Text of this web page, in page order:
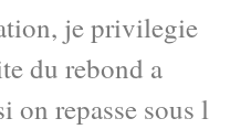
je privilegie
du rebond a
on repasse sous l